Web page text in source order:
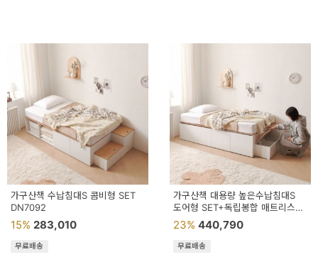
가구산책 수납침대S 콤비형 SET
DN7092
15% 283,010
무료배송
가구산책 대용량 높은수납침대S
도어형 SET+독립봉합 매트리스
DN7025
23% 440,790
무료배송